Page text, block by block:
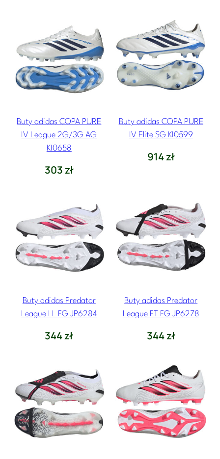
Buty adidas COPA PURE
IV League 2G/3G AG
KI0658
303zł
Buty adidas COPA PURE
IV Elite SG KI0599
914zł
Buty adidas Predator
League LL FG JP6284
344zł
Buty adidas Predator
League FT FG JP6278
344zł